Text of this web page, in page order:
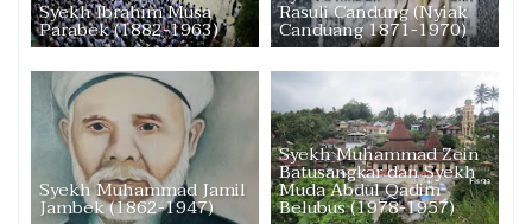
Syekh Ibrahim Musa
Parabek (1882-1963)
Rasuli Candung (Nyiak
Canduang 1871-1970)
Syekh Muhammad Jamil
Jambek (1862-1947)
Syekh Muhammad Zein
Batusangkar dan Syekh
Muda Abdul Qadim
Belubus (1978-1957)